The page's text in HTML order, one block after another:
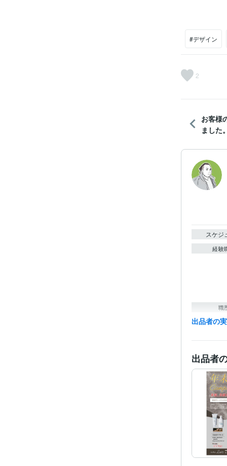
#デザイン
2
お客様
ました。
スケジ
経験
職
資格
ビジネス
ティブ
その他
得意
学
出品者の
出品者